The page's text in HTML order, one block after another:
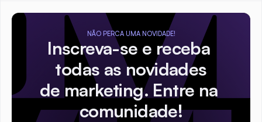
NÃO PERCA UMA NOVIDADE!
Inscreva-se e receba
todas as novidades
de marketing. Entre na
comunidade!